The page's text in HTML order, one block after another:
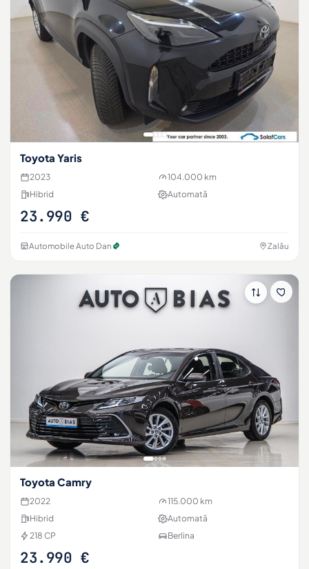
Toyota Yaris
2023
104.000 km
Hibrid
Automată
23.990 €
Automobile Auto Dan Zalău
Toyota Camry
2022
115.000 km
Hibrid
Automată
218 CP
Berlina
23.990 €